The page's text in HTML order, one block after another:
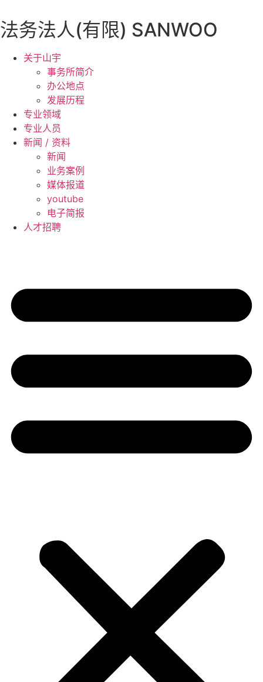
到
内
法务法人(有限) SANWOO
关于山宇
事务所简介
办公地点
发展历程
专业领域
专业人员
新闻 / 资料
新闻
业务案例
媒体报道
youtube
电子简报
人才招聘